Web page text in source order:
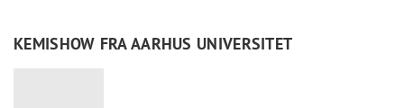
KEMISHOW FRA AARHUS UNIVERSITET